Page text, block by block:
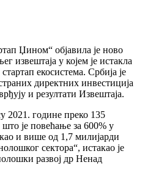
Џином“ објавила је ново
извештаја у којем је истакла
екосистема. Србија је
директних инвестиција
и резултати Извештаја.
2021. године преко 135
је повећање за 600% у
и више од 1,7 милијарди
сектора“, истакао је
развој др Ненад